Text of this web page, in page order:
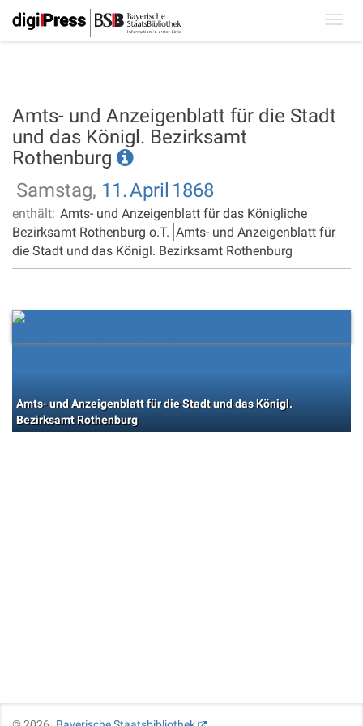
Amts- und Anzeigenblatt für die Stadt
und das Königl. Bezirksamt
Rothenburg
Samstag, 11.April 1868
enthält: Amts- und Anzeigenblatt für das Königliche
Bezirksamt Rothenburg o.T. Amts- und Anzeigenblatt für
die Stadt und das Königl. Bezirksamt Rothenburg
Amts- und Anzeigenblatt für die Stadt und das Königl.
Bezirksamt Rothenburg